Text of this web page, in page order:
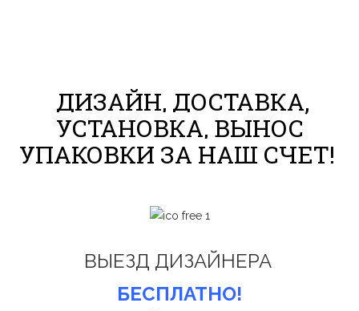
ДИЗАЙН, ДОСТАВКА,
УСТАНОВКА, ВЫНОС
УПАКОВКИ ЗА НАШ СЧЕТ!
ВЫЕЗД ДИЗАЙНЕРА
БЕСПЛАТНО!